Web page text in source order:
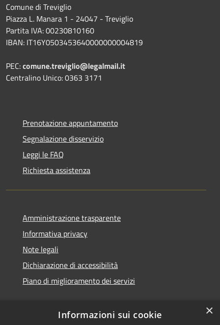
Comune di Treviglio
Piazza L. Manara 1 - 24047 - Treviglio
Partita IVA: 00230810160
IBAN: IT16Y0503453640000000004819
PEC:comune.treviglio@legalmail.it
Centralino Unico: 0363 3171
Prenotazione appuntamento
Segnalazione disservizio
Leggi le FAQ
Richiesta assistenza
Amministrazione trasparente
Informativa privacy
Note legali
Dichiarazione di accessibilità
Piano di miglioramento dei servizi
×
Informazioni sui cookie